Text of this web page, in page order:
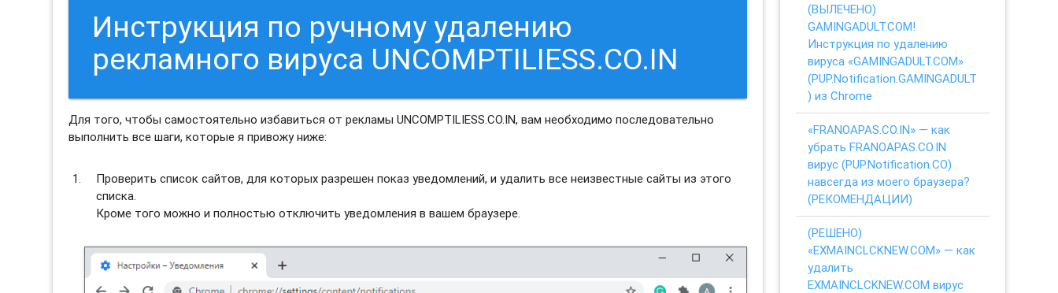
Инструкция по ручному удалению
рекламного вируса UNCOMPTILIESS.CO.IN
Для того, чтобы самостоятельно избавиться от рекламы UNCOMPTILIESS.CO.IN, вам необходимо последовательно
выполнить все шаги, которые я привожу ниже:
Проверить список сайтов, для которых разрешен показ уведомлений, и удалить все неизвестные сайты из этого
списка.
Кроме того можно и полностью отключить уведомления в вашем браузере.
(ВЫЛЕЧЕНО)
GAMINGADULT.COM!
Инструкция по удалению
вируса «GAMINGADULT.COM»
(PUP.Notification.GAMINGADULT
) из Chrome
«FRANOAPAS.CO.IN» — как
убрать FRANOAPAS.CO.IN
вирус (PUP.Notification.CO)
навсегда из моего браузера?
(РЕКОМЕНДАЦИИ)
(РЕШЕНО)
«EXMAINCLCKNEW.COM» — как
удалить
EXMAINCLCKNEW.COM вирус